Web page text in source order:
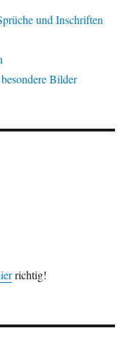
und Inschriften
Bilder
richtig!